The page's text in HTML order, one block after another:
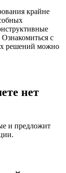
крайне
с
решений можно
нет
и предложит